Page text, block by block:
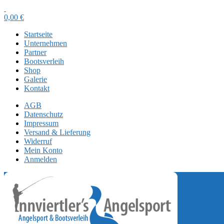
0,00 €
Startseite
Unternehmen
Partner
Bootsverleih
Shop
Galerie
Kontakt
AGB
Datenschutz
Impressum
Versand & Lieferung
Widerruf
Mein Konto
Anmelden